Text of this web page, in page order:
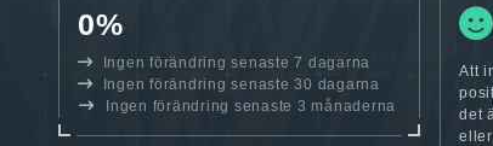
0%
Ingen förändring senaste 7 dagarna
Ingen förändring senaste 30 dagarna
Ingen förändring senaste 3 månaderna
Att
det